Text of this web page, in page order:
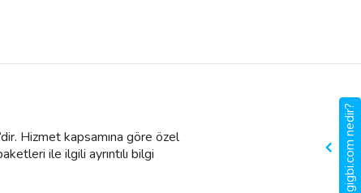
Hizmet kapsamına göre özel
ile ilgili ayrıntılı bilgi
gigbi.com nedir?